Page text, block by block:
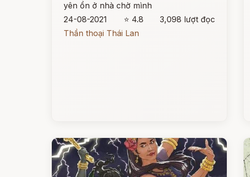
yên ổn ở nhà chờ mình
24-08-2021
⭐ 4.8
3,098 lượt đọc
Thần thoại Thái Lan